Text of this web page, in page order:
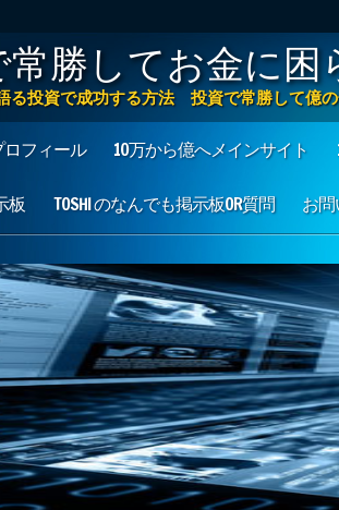
常勝してお金に困
語る投資で成功する方法 投資で常勝して億
ロフィール 10万から億へメインサイト
板 TOSHI のなんでも掲示板OR質問 お